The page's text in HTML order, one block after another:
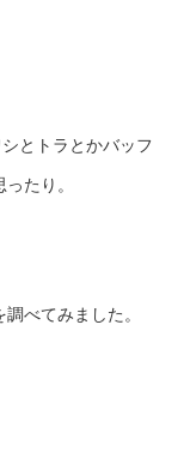
とトラとかバッフ
たり。
べてみました。